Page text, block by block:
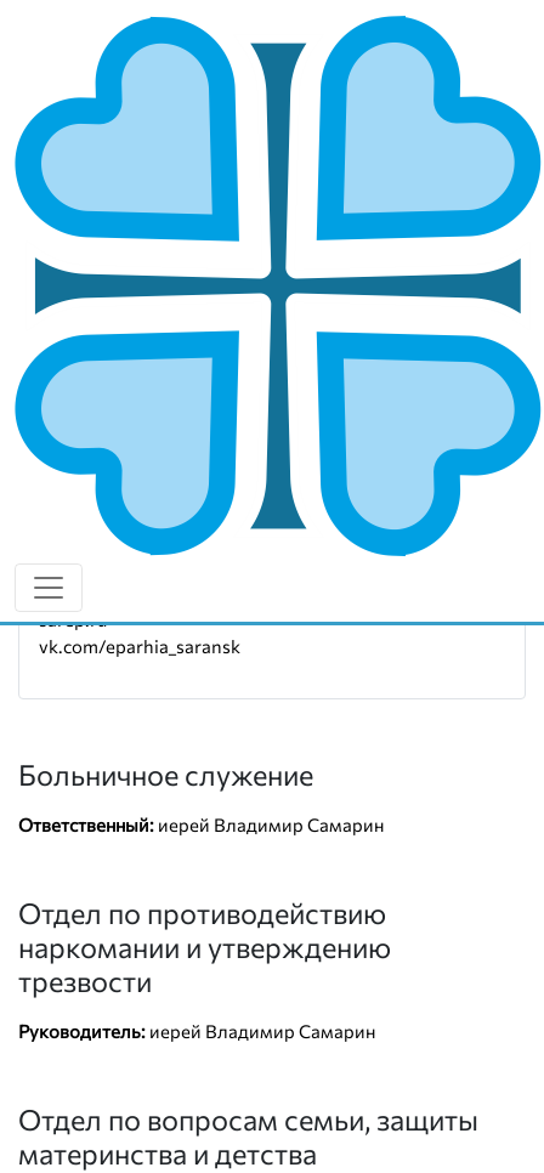
САРАНСКАЯ И МОРДОВСКАЯ
ГЛАВНАЯ МИТРОПОЛИИ САРАНСКАЯ И МОРДОВСКАЯ
Епархией управляет митрополит Саранский и
Мордовский Зиновий
ОСНОВНЫЕ НАПРАВЛЕНИЯ
РАБОТЫ
Социальное служение
Социальный отдел епархии
Руководитель:
8 (962) 594-36-63
sarep.ru
vk.com/eparhia_saransk
Больничное служение
Ответственный: иерей Владимир Самарин
Отдел по противодействию
наркомании и утверждению
трезвости
Руководитель: иерей Владимир Самарин
Отдел по вопросам семьи, защиты
материнства и детства